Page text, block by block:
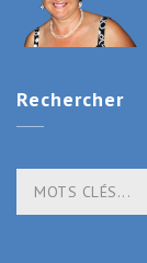
Rechercher